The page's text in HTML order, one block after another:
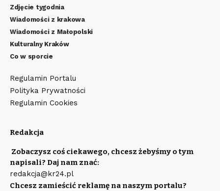
Zdjęcie tygodnia
Wiadomości z krakowa
Wiadomości z Małopolski
Kulturalny Kraków
Co w sporcie
Regulamin Portalu
Polityka Prywatności
Regulamin Cookies
Redakcja
Zobaczysz coś ciekawego, chcesz żebyśmy o tym
napisali? Daj nam znać:
redakcja@kr24.pl
Chcesz zamieścić reklamę na naszym portalu?